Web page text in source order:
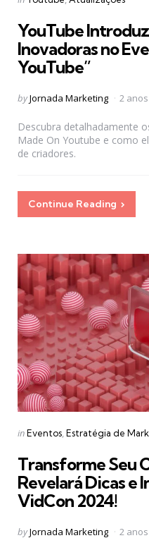
YouTube
Inovadoras no
YouTube”
Posted
byJornada Marketing 2
Descubra detalhadamente
Made On Youtube e como
de criadores.
Continue Reading
Categories
Posted
inEventos Estratégia de
Transforme Seu
Revelará Dicas e
VidCon 2024!
Posted
byJornada Marketing 2